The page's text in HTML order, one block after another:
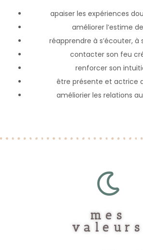
apaiser les expériences
améliorer l’estime
réapprendre à s’écouter, à
contacter son feu
renforcer son
être présente et actrice
améliorier les relations
mes
valeurs